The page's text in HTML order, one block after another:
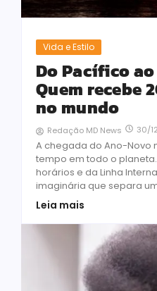
Vida e Estilo
Do Pacífico
Quem recebe
no mundo
Redação MD News 30/
A chegada do Ano-Novo
tempo em todo o
horários e da Linha
imaginária que separa
Leia mais